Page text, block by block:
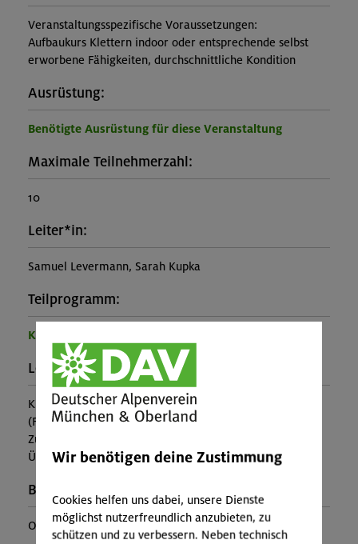
Veranstaltungsspezifische Voraussetzungen:
Aufbaukurs Klettern indoor oder entsprechende selbst
erworbene Fähigkeiten, durchschnittliche Kondition
Ausrüstung:
Benötigte Ausrüstung für diese Veranstaltung
Maximale Teilnehmerzahl:
10
Leiter*in:
Samuel Levermann, Sarah Kupka
Teilprogramm:
Kinder- und Jugendprogramm
Leistung:
Kursbetreuung, Übernachtung, Vollpension
(Falls nicht in den Leistungen inbegriffen, fallen
Zusatzkosten für z.B. An- und Abreise, Verpflegung,
Übernachtung oder Skipass an.)
Buchungscode:
OL-25-0624
Wir benötigen deine Zustimmung
Cookies helfen uns dabei, unsere Dienste
möglichst nutzerfreundlich anzubieten, zu
schützen und zu verbessern. Neben technisch